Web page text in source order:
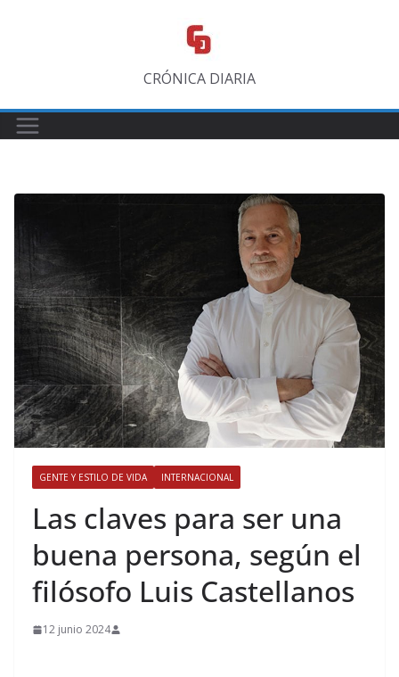
CRÓNICA DIARIA
GENTE Y ESTILO DE VIDA INTERNACIONAL
​Las claves para ser una
buena persona, según el
filósofo Luis Castellanos
12 junio 2024